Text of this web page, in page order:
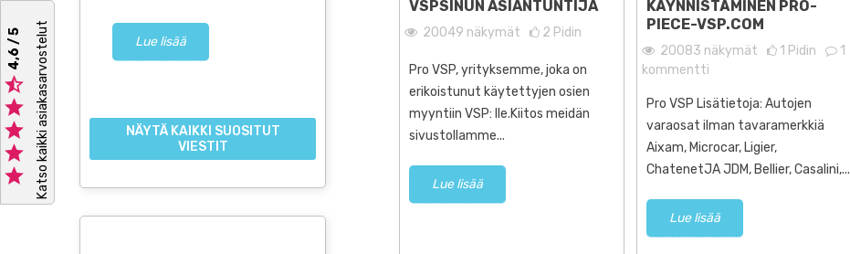





4,6 / 5 Katso kaikki asiakasarvostelut Lue lisää Lue lisää
Casalini,...
NÄYTÄ KAIKKI SUOSITUT
VIESTIT
VSPSINUN ASIANTUNTIJA
20049 näkymät 2 Pidin
Pro VSP, yrityksemme, joka on
erikoistunut käytettyjen osien
myyntiin VSP: lle.Kiitos meidän
sivustollamme...
Lue lisää
KÄYNNISTÄMINEN PRO-
PIECE-VSP.COM
20083 näkymät 1 Pidin
1
kommentti
Pro VSP Lisätietoja: Autojen
varaosat ilman tavaramerkkiä
Aixam, Microcar, Ligier,
ChatenetJA JDM, Bellier, Casalini,...
Lue lisää